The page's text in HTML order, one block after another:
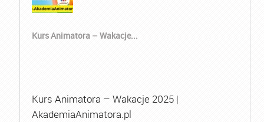
Kurs Animatora – Wakacje...
Kurs Animatora – Wakacje 2025 |
AkademiaAnimatora.pl